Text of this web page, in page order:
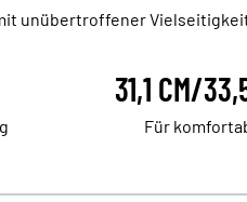
unübertroffener
31,1 CM/
Für